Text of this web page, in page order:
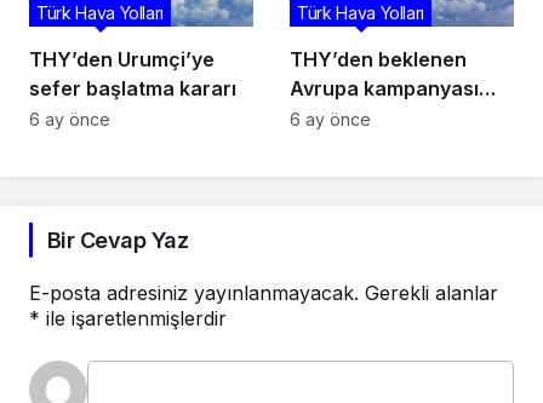
THY’den Urumçi’ye
sefer başlatma kararı
Türk Hava Yolları
6 ay önce
THY’den beklenen
Avrupa kampanyası
başladı: 23 şehre 159
Türk Hava Yolları
6 ay önce
Bir Cevap Yaz
E-posta adresiniz yayınlanmayacak. Gerekli alanlar
* ile işaretlenmişlerdir